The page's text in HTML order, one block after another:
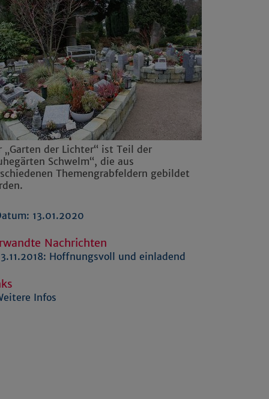
„Garten der Lichter“ ist Teil der
Schwelm“, die aus
Themengrabfeldern gebildet
13.01.2020
Nachrichten
Hoffnungsvoll und einladend
Infos